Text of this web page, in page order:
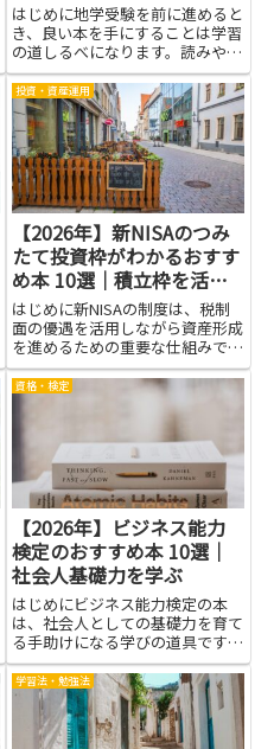
はじめに地学受験を前に進めると
き、良い本を手にすることは学習
の道しるべになります。読みやす
い解説は地層のしくみや天体の動
き、地図の使い方を分かりやすく
整理してくれます。基礎が固まれ
ば、問題を解くときの考え方が身
につき、覚えた内容を長く記憶
に...
投資・資産運用
【2026年】新NISAのつみ
たて投資枠がわかるおすす
め本 10選｜積立枠を活か
す
はじめに新NISAの制度は、税制
面の優遇を活用しながら資産形成
を進めるための重要な仕組みで
す。しかし、つみたて投資枠の扱
いや具体的な活用方法は分かりに
くく、迷う人も多いでしょう。本
記事で紹介する本を読むことで、
つみたて投資枠の基本的な考え
資格・検定
【2026年】ビジネス能力
検定のおすすめ本 10選｜
社会人基礎力を学ぶ
はじめにビジネス能力検定の本
は、社会人としての基礎力を育て
る手助けになる学びの道具です。
ページをめくるたびに、仕事の現
場で役立つ考え方や手順を手に入
れることができ、日々の業務の見
通しが立てやすくなります。具体
的には、情報を整理して伝えるコ
学習法・勉強法